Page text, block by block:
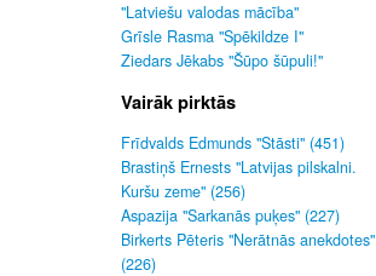
"Latviešu valodas mācība"
Grīsle Rasma "Spēkildze I"
Ziedars Jēkabs "Šūpo šūpuli!"
Vairāk pirktās
Frīdvalds Edmunds "Stāsti" (451)
Brastiņš Ernests "Latvijas pilskalni.
Kuršu zeme" (256)
Aspazija "Sarkanās puķes" (227)
Birkerts Pēteris "Nerātnās anekdotes"
(226)